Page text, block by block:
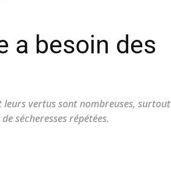
:
a besoin des
leurs vertus sont nombreuses, surtout
sécheresses répétées.